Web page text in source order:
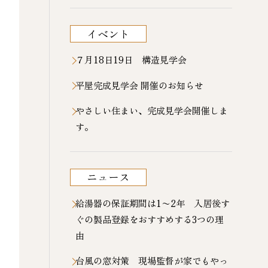
イベント
７月18日19日 構造見学会
平屋完成見学会 開催のお知らせ
やさしい住まい、完成見学会開催しま
す。
ニュース
給湯器の保証期間は1〜2年 入居後す
ぐの製品登録をおすすめする3つの理
由
台風の窓対策 現場監督が家でもやっ